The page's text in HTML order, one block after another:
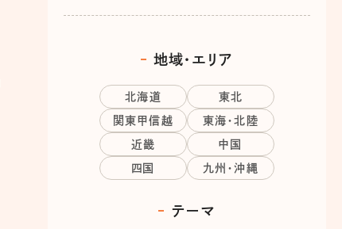
地域・エリア
北海道 東北
関東甲信越 東海・北陸
近畿 中国
四国 九州・沖縄
テーマ